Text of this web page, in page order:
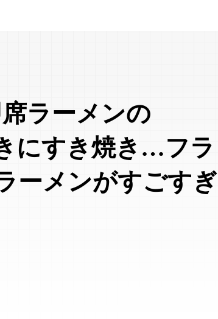
ラーメンの
にすき焼き…フラ
ーメンがすごすぎ